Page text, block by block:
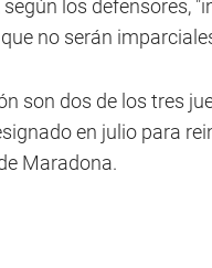
según los defensores,
no serán
son dos de los tres
en julio para
Maradona.